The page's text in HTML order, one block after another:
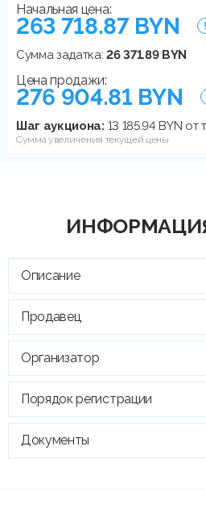
Начальная цена:
263 718.87 BYN
Сумма задатка:26 371.89 BYN
Цена продажи:
276 904.81 BYN
Шаг аукциона: 13 185.94 BYN
Сумма увеличения текущей цены
Описание
Продавец
Организатор
Порядок регистрации
Документы